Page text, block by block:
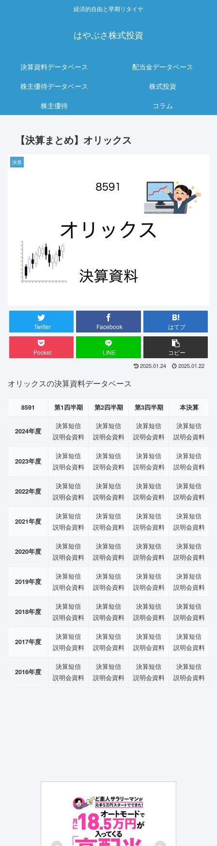
経済的自由と早期リタイヤ
はやぶさ株式投資
決算資料データベース
配当金データベース
株主優待データベース
株式投資
株主優待
コラム
【決算まとめ】オリックス
決算
Twitter Facebook はてブ
Pocket LINE コピー
2025.01.24 2025.01.22
オリックスの決算資料データベース
8591 第1四半期 第2四半期 第3四半期 本決算
2024年度
決算短信
説明会資料
決算短信
説明会資料
決算短信
説明会資料
決算短信
説明会資料
2023年度
決算短信
説明会資料
決算短信
説明会資料
決算短信
説明会資料
決算短信
説明会資料
2022年度
決算短信
説明会資料
決算短信
説明会資料
決算短信
説明会資料
決算短信
説明会資料
2021年度
決算短信
説明会資料
決算短信
説明会資料
決算短信
説明会資料
決算短信
説明会資料
2020年度
決算短信
説明会資料
決算短信
説明会資料
決算短信
説明会資料
決算短信
説明会資料
2019年度
決算短信
説明会資料
決算短信
説明会資料
決算短信
説明会資料
決算短信
説明会資料
2018年度
決算短信
説明会資料
決算短信
説明会資料
決算短信
説明会資料
決算短信
説明会資料
2017年度
決算短信
説明会資料
決算短信
説明会資料
決算短信
説明会資料
決算短信
説明会資料
2016年度
決算短信
説明会資料
決算短信
説明会資料
決算短信
説明会資料
決算短信
説明会資料